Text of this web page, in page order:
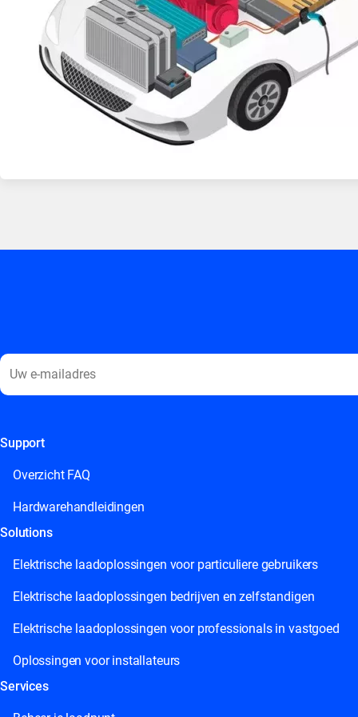
This field is for validation purposes and should be left
Support
Overzicht FAQ
Hardwarehandleidingen
Solutions
Elektrische laadoplossingen voor particuliere gebruikers
Elektrische laadoplossingen bedrijven en zelfstandigen
Elektrische laadoplossingen voor professionals in vastgoed
Oplossingen voor installateurs
Services